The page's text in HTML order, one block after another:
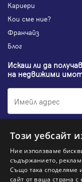
Кариери
Кои сме ние?
Франчайз
Блог
Искаш ли да
на недвижими
Абонирам се
НАЙ-ПОПУЛЯРНИ
Този уебсайт
Ние използваме
съдържанието,
Също така споделяме
сайт от ваша страна